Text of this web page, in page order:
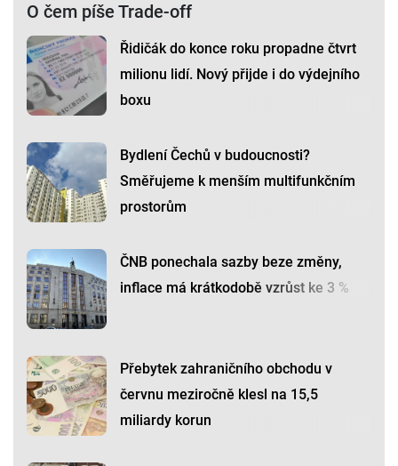
O čem píše Trade-off
Řidičák do konce roku propadne čtvrt
milionu lidí. Nový přijde i do výdejního
boxu
Bydlení Čechů v budoucnosti?
Směřujeme k menším multifunkčním
prostorům
ČNB ponechala sazby beze změny,
inflace má krátkodobě vzrůst ke 3 %
Přebytek zahraničního obchodu v
červnu meziročně klesl na 15,5
miliardy korun